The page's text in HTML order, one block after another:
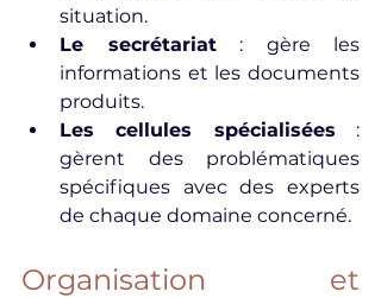
situation.
Le secrétariat : gère les
informations et les documents
produits.
Les cellules spécialisées :
gèrent des problématiques
spécifiques avec des experts
de chaque domaine concerné.
Organisation et